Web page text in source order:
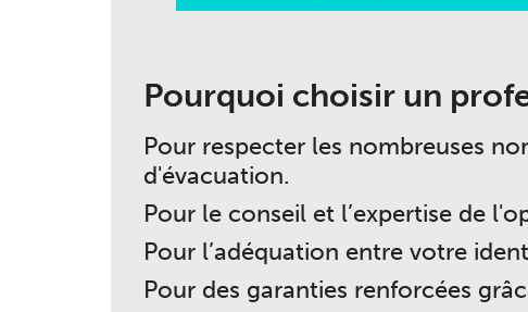
Pourquoi choisir un
Pour respecter les nombreuses
d'évacuation.
Pour le conseil et l’expertise de
Pour l’adéquation entre votre
Pour des garanties renforcées